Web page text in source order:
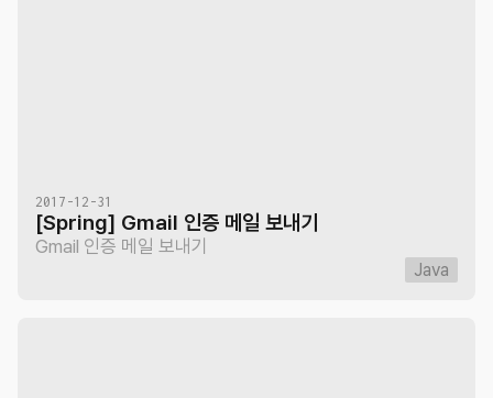
2017-12-31
[Spring] Gmail 인증 메일 보내기
Gmail 인증 메일 보내기
Java